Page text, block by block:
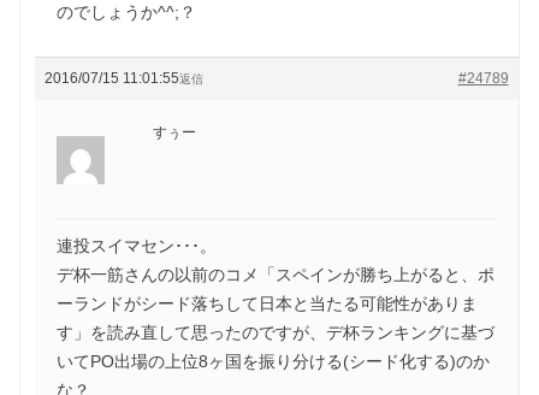
のでしょうか^^;？
2016/07/15 11:01:55 #24789
返信
すぅー
連投スイマセン･･･。
デ杯一筋さんの以前のコメ「スペインが勝ち上がると、ポ
ーランドがシード落ちして日本と当たる可能性がありま
す」を読み直して思ったのですが、デ杯ランキングに基づ
いてPO出場の上位8ヶ国を振り分ける(シード化する)のか
な？